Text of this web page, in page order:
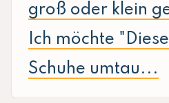
groß oder klein
Ich möchte
Schuhe umtau...